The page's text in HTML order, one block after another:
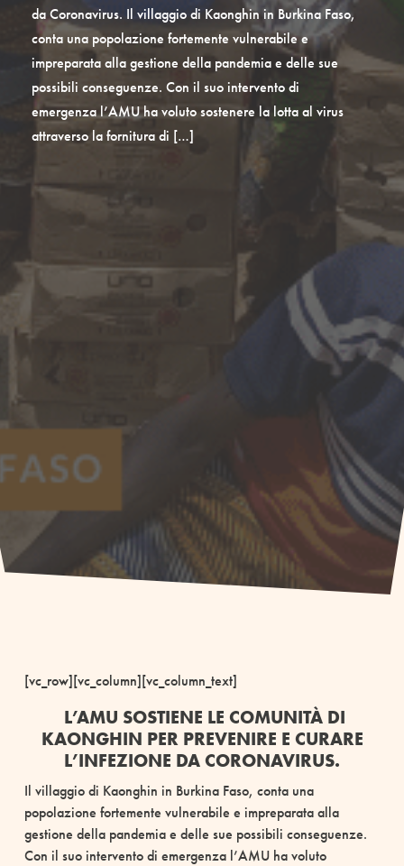
da Coronavirus. Il villaggio di Kaonghin in Burkina Faso,
conta una popolazione fortemente vulnerabile e
impreparata alla gestione della pandemia e delle sue
possibili conseguenze. Con il suo intervento di
emergenza l’AMU ha voluto sostenere la lotta al virus
attraverso la fornitura di […]
[vc_row][vc_column][vc_column_text]
L’AMU SOSTIENE LE COMUNITÀ DI
KAONGHIN PER PREVENIRE E CURARE
L’INFEZIONE DA CORONAVIRUS.
Il villaggio di Kaonghin in Burkina Faso, conta una
popolazione fortemente vulnerabile e impreparata alla
gestione della pandemia e delle sue possibili conseguenze.
Con il suo intervento di emergenza l’AMU ha voluto